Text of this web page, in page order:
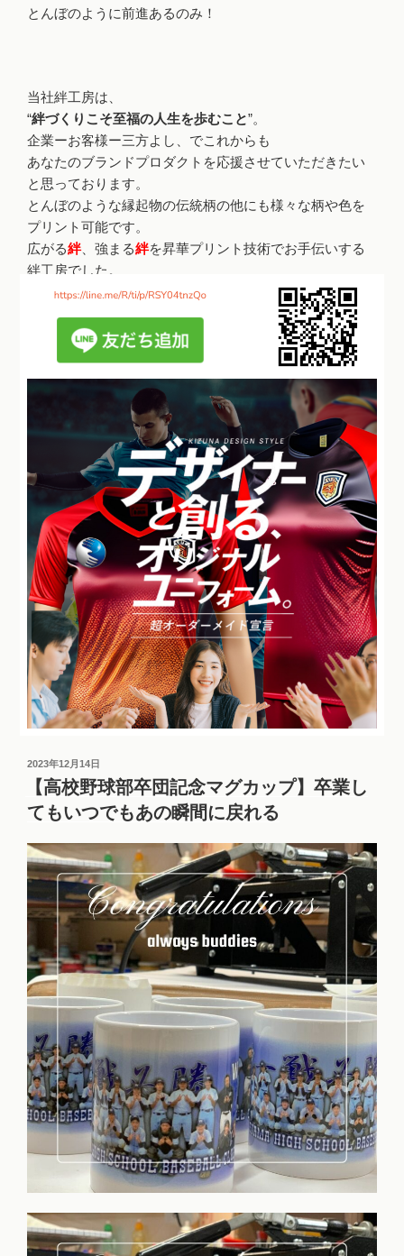
とんぼのように前進あるのみ！
当社絆工房は、
“絆づくりこそ至福の人生を歩むこと”。
企業ーお客様ー三方よし、でこれからも
あなたのブランドプロダクトを応援させていただきたい
と思っております。
とんぼのような縁起物の伝統柄の他にも様々な柄や色を
プリント可能です。
広がる絆、強まる絆を昇華プリント技術でお手伝いする
絆工房でした。
2023年12月14日
【高校野球部卒団記念マグカップ】卒業し
てもいつでもあの瞬間に戻れる